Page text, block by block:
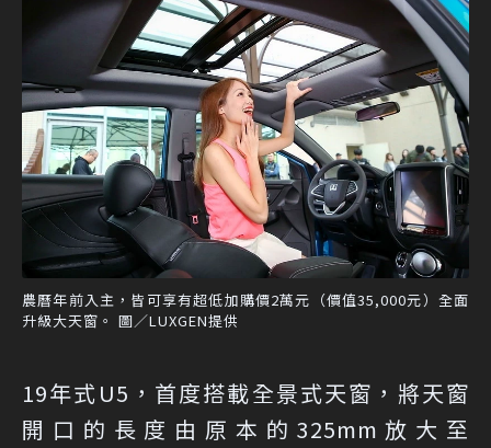
農曆年前入主，皆可享有超低加購價2萬元（價值35,000元）全面
升級大天窗。 圖／LUXGEN提供
19年式U5，首度搭載全景式天窗，將天窗
開口的長度由原本的325mm放大至